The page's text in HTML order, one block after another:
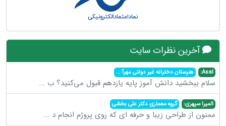
آخرین نظرات سایت
Asal: هنرستان دخترانه غیر دولتی مهرآ...
سلام ببخشید دانش آموز پایه یازدهم قبول می‌کنید؟ ب ...
المیرا سپهری: گروه معماری دکتر علی بخشی
ممنون از طراحی زیبا و حرفه ای که روی پروژم انجام د ...